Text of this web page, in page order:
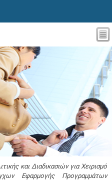
και Διαδικασιών για Χειρισμό
Εφαρμογής Προγραμμάτων